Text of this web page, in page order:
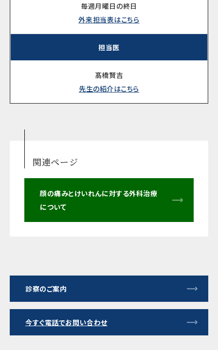
毎週月曜日の終日
外来担当表はこちら
担当医
髙橋賢吉
先生の紹介はこちら
関連ページ
顔の痛みとけいれんに対する外科治療
について
診察のご案内
今すぐ電話でお問い合わせ